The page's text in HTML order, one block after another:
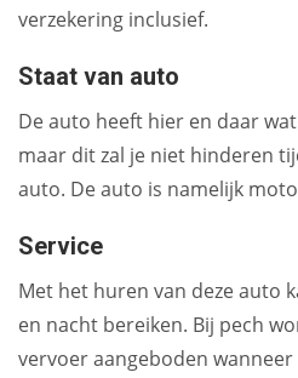
verzekering inclusief.
Staat van auto
De auto heeft hier en daar
maar dit zal je niet hinderen
auto. De auto is namelijk
Service
Met het huren van deze auto
en nacht bereiken. Bij pech
vervoer aangeboden